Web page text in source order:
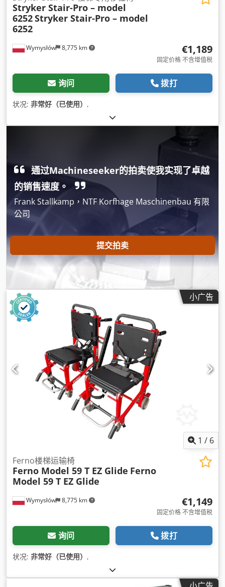
Wymysłów 8,775 km
Stryker Stair-Pro – model
6252Stryker Stair-Pro – model
6252
€1,189
固定价格 不含增值税
询问 拨打
状况: 非常好（已使用） ,
通过Machineseeker的拍卖使我实现了卓越
的销售速度。
Frank Stallkamp，NTF Korfhage Maschinenbau 有限
公司
提交拍卖
小广告
1 / 6
Wymysłów 8,775 km
Ferno楼梯运输椅
Ferno Model 59 T EZ Glide Ferno
Model 59 T EZ Glide
€1,149
固定价格 不含增值税
询问 拨打
状况: 非常好（已使用） ,